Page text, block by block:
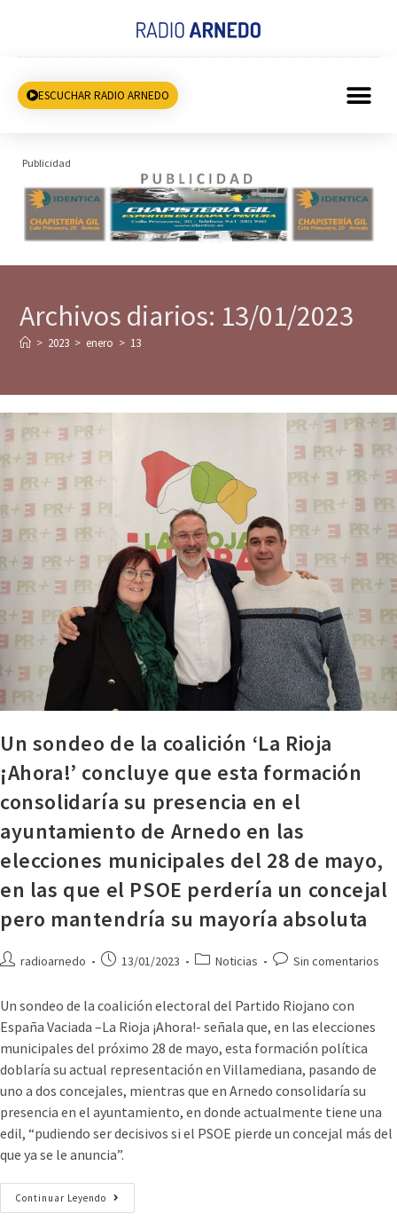
ESCUCHAR RADIO ARNEDO
Publicidad
Archivos diarios: 13/01/2023
> 2023 > enero > 13
Un sondeo de la coalición ‘La Rioja
¡Ahora!’ concluye que esta formación
consolidaría su presencia en el
ayuntamiento de Arnedo en las
elecciones municipales del 28 de mayo,
en las que el PSOE perdería un concejal
pero mantendría su mayoría absoluta
radioarnedo 13/01/2023 Noticias Sin comentarios
Un sondeo de la coalición electoral del Partido Riojano con
España Vaciada –La Rioja ¡Ahora!- señala que, en las elecciones
municipales del próximo 28 de mayo, esta formación política
doblaría su actual representación en Villamediana, pasando de
uno a dos concejales, mientras que en Arnedo consolidaría su
presencia en el ayuntamiento, en donde actualmente tiene una
edil, “pudiendo ser decisivos si el PSOE pierde un concejal más del
que ya se le anuncia”.
Continuar Leyendo